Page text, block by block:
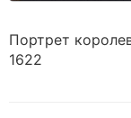
Портрет
1622